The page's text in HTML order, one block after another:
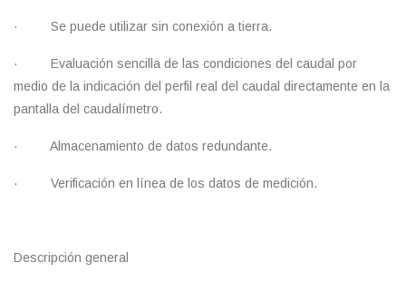
· Se puede utilizar sin conexión a tierra.
· Evaluación sencilla de las condiciones del caudal por
medio de la indicación del perfil real del caudal directamente en la
pantalla del caudalímetro.
· Almacenamiento de datos redundante.
· Verificación en línea de los datos de medición.
Descripción general